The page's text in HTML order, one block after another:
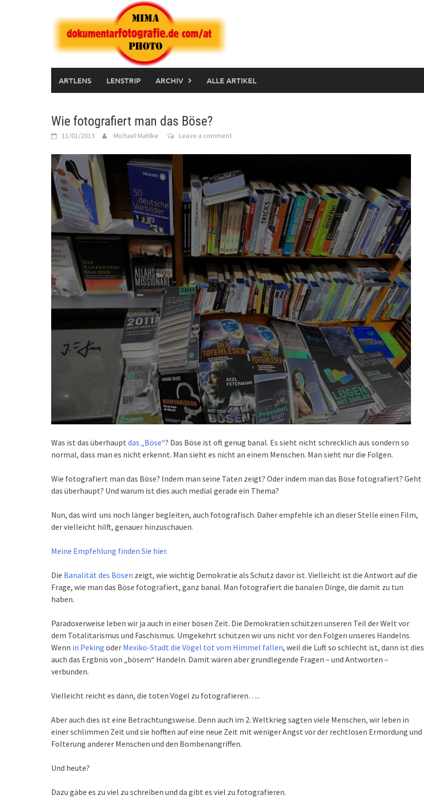
ARTLENS LENSTRIP ARCHIV ALLE ARTIKEL
Wie fotografiert man das Böse?
11/01/2013 Michael Mahlke Leave a comment
Was ist das überhaupt das „Böse“? Das Böse ist oft genug banal. Es sieht nicht schrecklich aus sondern so
normal, dass man es nicht erkennt. Man sieht es nicht an einem Menschen. Man sieht nur die Folgen.
Wie fotografiert man das Böse? Indem man seine Taten zeigt? Oder indem man das Böse fotografiert? Geht
das überhaupt? Und warum ist dies auch medial gerade ein Thema?
Nun, das wird uns noch länger begleiten, auch fotografisch. Daher empfehle ich an dieser Stelle einen Film,
der vielleicht hilft, genauer hinzuschauen.
Meine Empfehlung finden Sie hier.
Die Banalität des Bösen zeigt, wie wichtig Demokratie als Schutz davor ist. Vielleicht ist die Antwort auf die
Frage, wie man das Böse fotografiert, ganz banal. Man fotografiert die banalen Dinge, die damit zu tun
haben.
Paradoxerweise leben wir ja auch in einer bösen Zeit. Die Demokratien schützen unseren Teil der Welt vor
dem Totalitarismus und Faschismus. Umgekehrt schützen wir uns nicht vor den Folgen unseres Handelns.
Wenn in Peking oder Mexiko-Stadt die Vögel tot vom Himmel fallen, weil die Luft so schlecht ist, dann ist dies
auch das Ergbnis von „bösem“ Handeln. Damit wären aber grundlegende Fragen – und Antworten –
verbunden.
Vielleicht reicht es dann, die toten Vögel zu fotografieren…..
Aber auch dies ist eine Betrachtungsweise. Denn auch im 2. Weltkrieg sagten viele Menschen, wir leben in
einer schlimmen Zeit und sie hofften auf eine neue Zeit mit weniger Angst vor der rechtlosen Ermordung und
Folterung anderer Menschen und den Bombenangriffen.
Und heute?
Dazu gäbe es zu viel zu schreiben und da gibt es viel zu fotografieren.